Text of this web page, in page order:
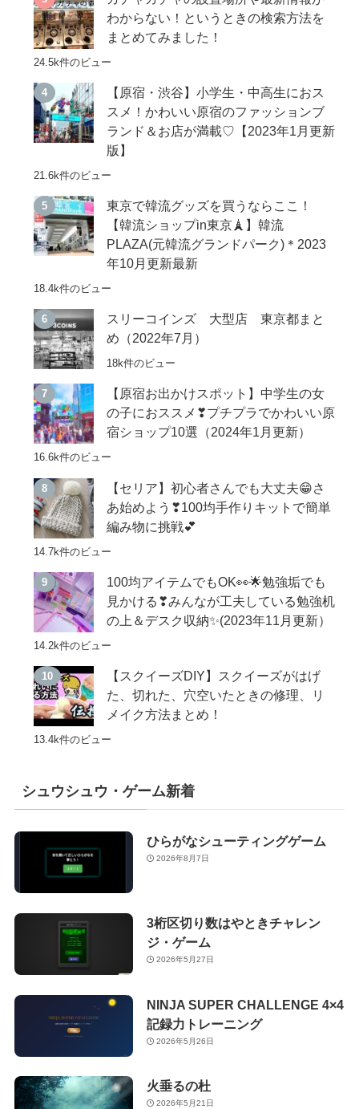
わからない！というときの検索方法を
まとめてみました！
24.5k件のビュー
【原宿・渋谷】小学生・中高生におス
スメ！かわいい原宿のファッションブ
ランド＆お店が満載♡【2023年1月更新
版】
21.6k件のビュー
東京で韓流グッズを買うならここ！
【韓流ショップin東京🗼】韓流
PLAZA(元韓流グランドパーク)＊2023
年10月更新最新
18.4k件のビュー
スリーコインズ 大型店 東京都まと
め（2022年7月）
18k件のビュー
【原宿お出かけスポット】中学生の女
の子におススメ❣プチプラでかわいい原
宿ショップ10選（2024年1月更新）
16.6k件のビュー
【セリア】初心者さんでも大丈夫😁さ
あ始めよう❣100均手作りキットで簡単
編み物に挑戦💕
14.7k件のビュー
100均アイテムでもOK👀🌟勉強垢でも
見かける❣みんなが工夫している勉強机
の上＆デスク収納✨(2023年11月更新）
14.2k件のビュー
【スクイーズDIY】スクイーズがはげ
た、切れた、穴空いたときの修理、リ
メイク方法まとめ！
13.4k件のビュー
シュウシュウ・ゲーム新着
ひらがなシューティングゲーム
2026年8月7日
3桁区切り数はやときチャレン
ジ・ゲーム
2026年5月27日
NINJA SUPER CHALLENGE 4×4
記録力トレーニング
2026年5月26日
火垂るの杜
2026年5月21日